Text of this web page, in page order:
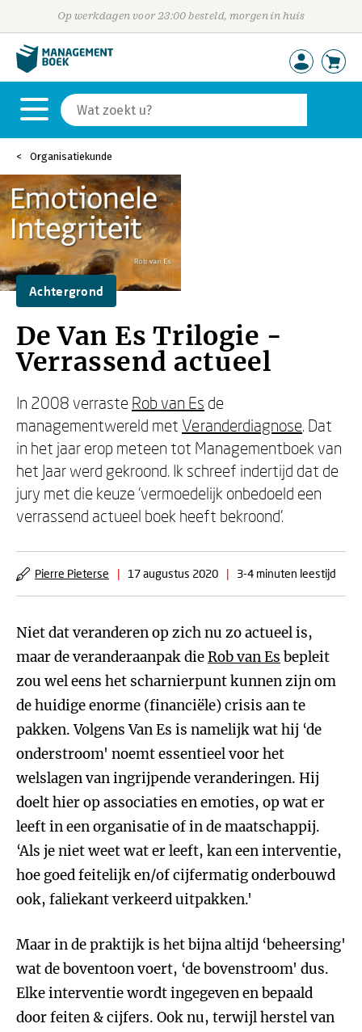
Op werkdagen voor 23:00 besteld, morgen in huis
Organisatiekunde
Achtergrond
De Van Es Trilogie -
Verrassend actueel
In 2008 verraste Rob van Es de
managementwereld met Veranderdiagnose. Dat
in het jaar erop meteen tot Managementboek van
het Jaar werd gekroond. Ik schreef indertijd dat de
jury met die keuze ‘vermoedelijk onbedoeld een
verrassend actueel boek heeft bekroond’.
Pierre Pieterse | 17 augustus 2020 | 3-4 minuten leestijd
Niet dat veranderen op zich nu zo actueel is,
maar de veranderaanpak dieRob van Es bepleit
zou wel eens het scharnierpunt kunnen zijn om
de huidige enorme (financiële) crisis aan te
pakken. Volgens Van Es is namelijk wat hij ‘de
onderstroom' noemt essentieel voor het
welslagen van ingrijpende veranderingen. Hij
doelt hier op associaties en emoties, op wat er
leeft in een organisatie of in de maatschappij.
‘Als je niet weet wat er leeft, kan een interventie,
hoe goed feitelijk en/of cijfermatig onderbouwd
ook, faliekant verkeerd uitpakken.'
Maar in de praktijk is het bijna altijd ‘beheersing'
wat de boventoon voert, ‘de bovenstroom' dus.
Elke interventie wordt ingegeven en bepaald
door feiten & cijfers. Ook nu, terwijl herstel van